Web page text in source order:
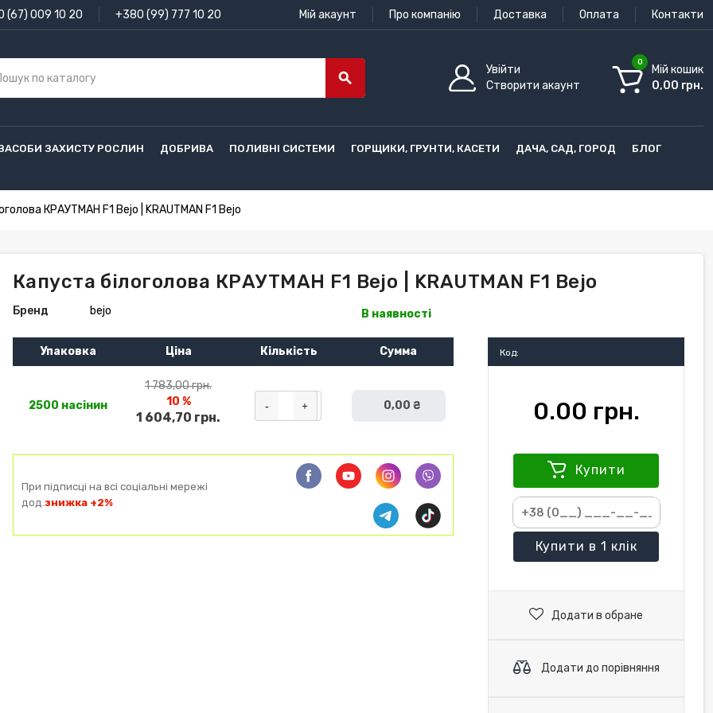
(67) 009 10 20 +380 (99) 777 10 20 Мій акаунт Про компанію Доставка Оплата Контакти
search
Увійти
Створити акаунт
0
Мій кошик
0,00 грн.
ЗАХИСТУ РОСЛИН ДОБРИВА ПОЛИВНІ СИСТЕМИ ГОРЩИКИ, ГРУНТИ, КАСЕТИ ДАЧА, САД, ГОРОД БЛОГ
КРАУТМАН F1 Bejo | KRAUTMAN F1 Bejo
Капуста білоголова КРАУТМАН F1 Bejo | KRAUTMAN F1 Bejo
Бренд bejo В наявності
Упаковка Ціна Кількість Сумма
2500 насінин
1 783,00 грн.
10 %
1 604,70 грн.
+ 0,00 ₴
При підписці на всі соціальні мережі
дод.знижка +2%
Код:
0.00 грн.
Купити
Купити в 1 клік
Додати в обране
Додати до порівняння